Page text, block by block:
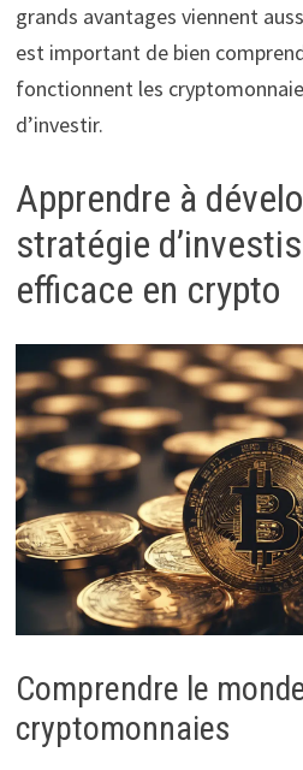
grands avantages viennent
est important de bien
fonctionnent les
d’investir.
Apprendre à
stratégie
efficace en crypto
Comprendre le
cryptomonnaies